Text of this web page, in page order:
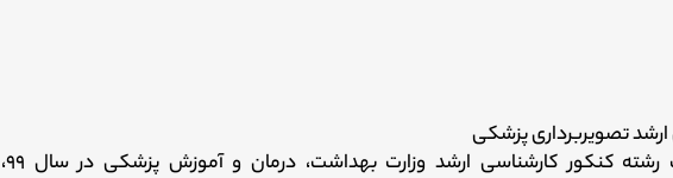
تصویربرداری پزشکی
براساس دفترچه راهنمای انتخاب رشته کنکور کارشناسی ارشد وزارت بهداشت، درمان و آموزش پزشکی در سال ۹۹،